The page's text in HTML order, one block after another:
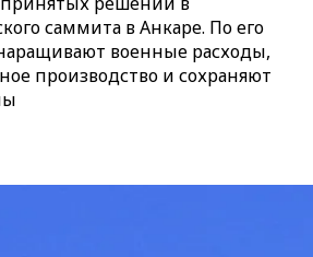
саммита в Анкаре. По его
военные расходы,
производство и сохраняют